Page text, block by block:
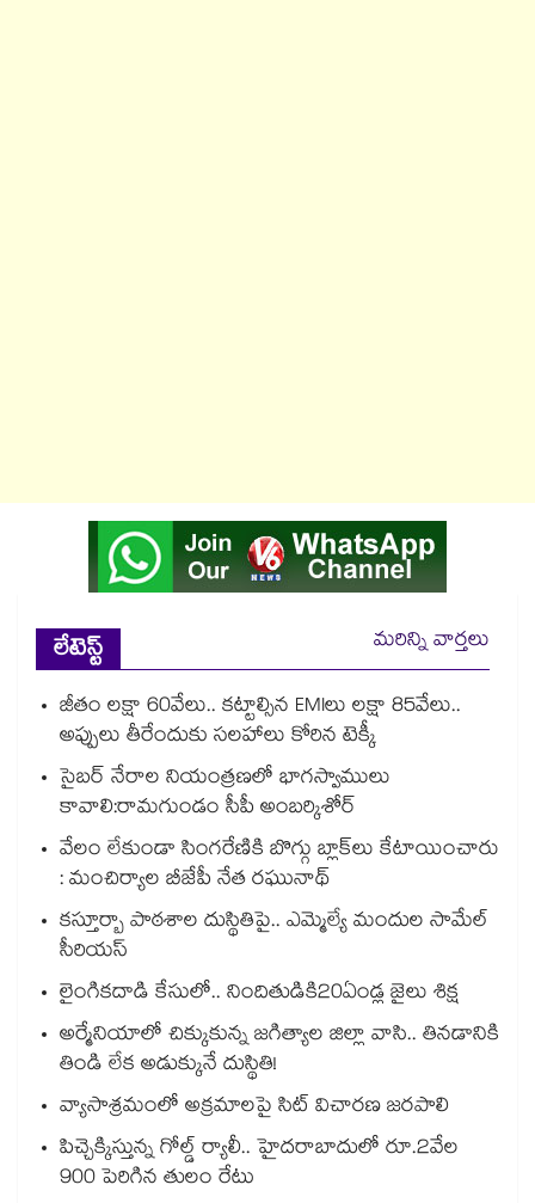
లేటెస్ట్
మరిన్ని వార్తలు
జీతం లక్షా 60వేలు.. కట్టాల్సిన EMIలు లక్షా 85వేలు..
అప్పులు తీరేందుకు సలహాలు కోరిన టెక్కీ
సైబర్ నేరాల నియంత్రణలో భాగస్వాములు
కావాలి:రామగుండం సీపీ అంబర్కిశోర్‌‌‌‌‌‌‌‌‌‌‌‌‌‌‌‌
వేలం లేకుండా సింగరేణికి బొగ్గు బ్లాక్‌‌‌‌‌‌‌‌లు కేటాయించారు
: మంచిర్యాల బీజేపీ నేత రఘునాథ్
కస్తూర్బా పాఠశాల దుస్థితిపై.. ఎమ్మెల్యే మందుల సామేల్
సీరియస్
లైంగికదాడి కేసులో.. నిందితుడికి20ఏండ్ల జైలు శిక్ష
అర్మేనియాలో చిక్కుకున్న జగిత్యాల జిల్లా వాసి.. తినడానికి
తిండి లేక అడుక్కునే దుస్థితి!
వ్యాసాశ్రమంలో అక్రమాలపై సిట్‌‌‌‌‌‌‌‌‌‌‌‌‌‌‌‌‌‌‌‌‌‌‌‌‌‌‌‌‌‌‌‌ విచారణ జరపాలి
పిచ్చెక్కిస్తున్న గోల్డ్ ర్యాలీ.. హైదరాబాదులో రూ.2వేల
900 పెరిగిన తులం రేటు